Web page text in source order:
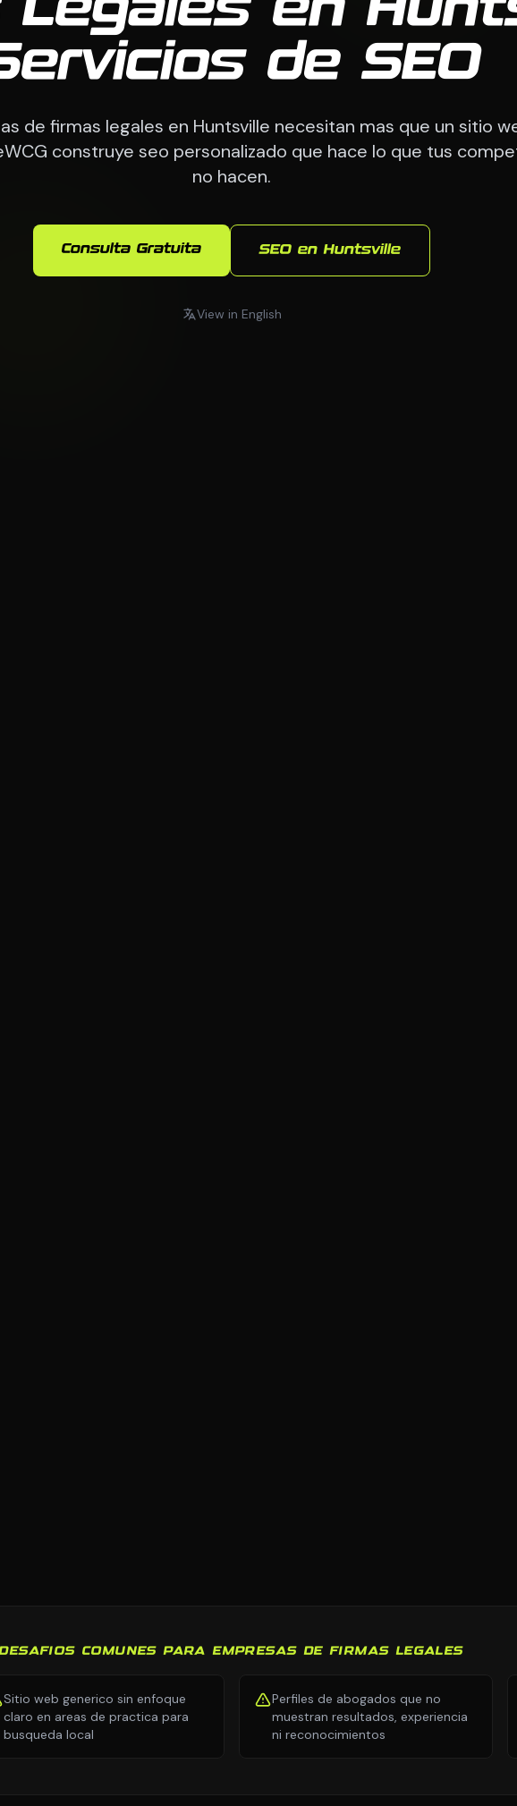
Legales en
de SEO
de firmas legales en Huntsville necesitan mas que un sitio
construye seo personalizado que hace lo que tus
no hacen.
Consulta Gratuita SEO en Huntsville
View in English
DESAFIOS COMUNES PARA EMPRESAS DE FIRMAS LEGALES
Sitio web generico sin enfoque
claro en areas de practica para
busqueda local
Perfiles de abogados que no
muestran resultados, experiencia
ni reconocimientos